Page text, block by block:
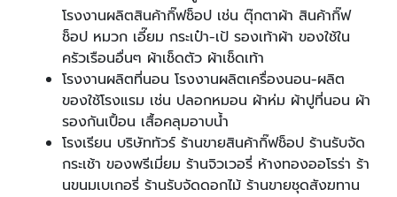
โรงงานผลิตสินค้ากิ๊ฟช็อป เช่น ตุ๊กตาผ้า สินค้ากิ๊ฟ
ช็อป หมวก เอี๊ยม กระเป๋า-เป้ รองเท้าผ้า ของใช้ใน
ครัวเรือนอื่นๆ ผ้าเช็ดตัว ผ้าเช็ดเท้า
โรงงานผลิตที่นอน โรงงานผลิตเครื่องนอน-ผลิต
ของใช้โรงแรม เช่น ปลอกหมอน ผ้าห่ม ผ้าปูที่นอน ผ้า
รองกันเปื้อน เสื้อคลุมอาบน้ำ
โรงเรียน บริษัททัวร์ ร้านขายสินค้ากิ๊ฟช็อป ร้านรับจัด
กระเช้า ของพรีเมี่ยม ร้านจิวเวอรี่ ห้างทองออโรร่า ร้า
นขนมเบเกอรี่ ร้านรับจัดดอกไม้ ร้านขายชุดสังฆทาน